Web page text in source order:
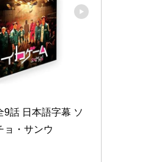
9話 日本語字幕 ソ
ョ・サンウ